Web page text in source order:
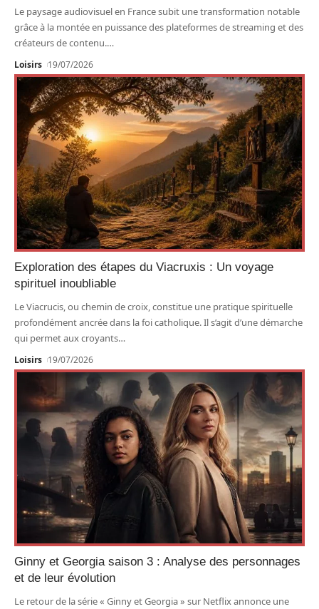
Le paysage audiovisuel en France subit une transformation notable
grâce à la montée en puissance des plateformes de streaming et des
créateurs de contenu.…
Loisirs 19/07/2026
Exploration des étapes du Viacruxis : Un voyage
spirituel inoubliable
Le Viacrucis, ou chemin de croix, constitue une pratique spirituelle
profondément ancrée dans la foi catholique. Il s’agit d’une démarche
qui permet aux croyants…
Loisirs 19/07/2026
Ginny et Georgia saison 3 : Analyse des personnages
et de leur évolution
Le retour de la série « Ginny et Georgia » sur Netflix annonce une